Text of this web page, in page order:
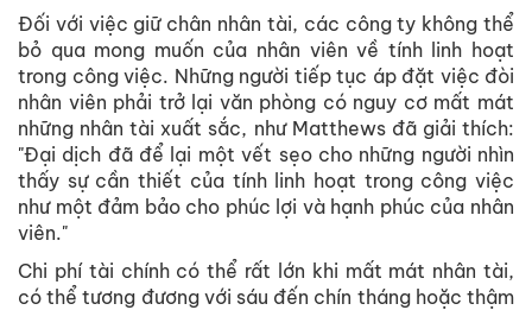
Đối với việc giữ chân nhân tài, các công ty không thể
bỏ qua mong muốn của nhân viên về tính linh hoạt
trong công việc. Những người tiếp tục áp đặt việc đòi
nhân viên phải trở lại văn phòng có nguy cơ mất mát
những nhân tài xuất sắc, như Matthews đã giải thích:
"Đại dịch đã để lại một vết sẹo cho những người nhìn
thấy sự cần thiết của tính linh hoạt trong công việc
như một đảm bảo cho phúc lợi và hạnh phúc của nhân
viên."
Chi phí tài chính có thể rất lớn khi mất mát nhân tài,
có thể tương đương với sáu đến chín tháng hoặc thậm